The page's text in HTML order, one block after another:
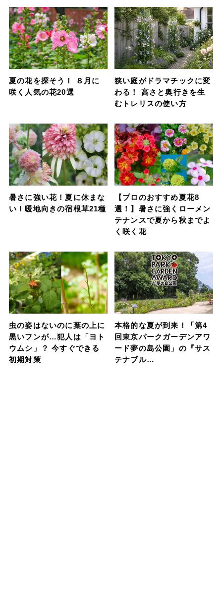
夏の花を探そう！ ８月に
咲く人気の花20選
狭い庭がドラマチックに変
わる！ 高さと奥行きを生
むトレリスの使い方
暑さに強い花！夏に休まな
い！暖地向きの宿根草21種
【プロのおすすめ夏花8
選！】暑さに強くローメン
テナンスで夏から秋までよ
く咲く花
虫の姿はないのに葉の上に
黒いフンが…犯人は「ヨト
ウムシ」？ 今すぐできる
初期対策
本格的な夏が到来！「第4
回東京パークガーデンアワ
ード夢の島公園」の『サス
テナブル…